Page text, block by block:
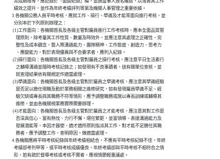
            績效之提升，並作為年終考績評列等第及機關人事管理之重要依據。
          3.各機關公務人員平時考核，應就工作、操行、學識及才能等面向進行考核，並
            分別本於下列原則辦理之：
           (1)工作面向：各機關首長及各級主管對屬員進行工作考核時，應本全面品質管
              理原則，除考量其工作性質、數量及時效外，並應注意其處理之正確性、完
              整性及成本觀念，暨人際溝通能力、團隊精神、工作態度、創造力、思考力
              、應變能力，對於表現優異與不合要求者，應列入紀錄。
           (2)操行面向：各機關首長及各級主管對屬員之操行考核，應注意平日生活素行
              之輔導溝通並隨時考核記錄之；如發現有不良事蹟者，送有關單位查核，並
              就查證結果依有關規定作適當處理。
           (3)學識面向：各機關首長及各級主管對於屬員之學識考核，應注意其學識經驗
              是否足以擔任現職及勤於業務相關之進修研究，如有發現屬員學識不足、經
              驗欠缺或專長與其職務不符等情形，應予調整職務或施以專長訓練或輔導其
              進修，並由各機關視業務實際需要辦理。
           (4)才能面向：各機關首長及各級主管對於屬員之才能考核，應注意其對工作是
              否深具信心、富有熱忱、力行不懈，堪任繁鉅，並富領導、表達溝通能力及
              發展潛能等，本因才器使、適才適所原則指派其工作。對才能不足勝任其職
              務者，應予調整工作，查明原因，做適當處理。
          4.各機關應將平時考核紀錄與年終考績相結合，不應有平時考核紀錄不佳，年終
            考績卻考列甲等，或平時考核成績優良，年終考績卻與平時考核不相符合之情
            形，若有疏於督導考核或考核不實者，應視情節輕重議處。